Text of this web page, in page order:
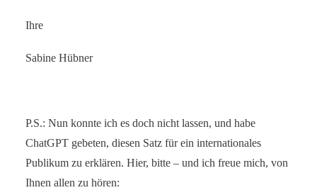
Ihre
Sabine Hübner
P.S.: Nun konnte ich es doch nicht lassen, und habe
ChatGPT gebeten, diesen Satz für ein internationales
Publikum zu erklären. Hier, bitte – und ich freue mich, von
Ihnen allen zu hören: